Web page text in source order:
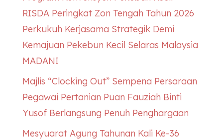
RISDA Peringkat Zon Tengah Tahun 2026
Perkukuh Kerjasama Strategik Demi
Kemajuan Pekebun Kecil Selaras Malaysia
MADANI
Majlis “Clocking Out” Sempena Persaraan
Pegawai Pertanian Puan Fauziah Binti
Yusof Berlangsung Penuh Penghargaan
Mesyuarat Agung Tahunan Kali Ke-36